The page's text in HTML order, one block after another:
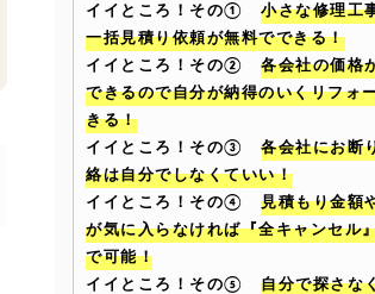
イイところ！その①
小さな修理工
一括見積り依頼が無料でできる！
イイところ！その②
各会社の価格
できるので自分が納得のいくリフォ
きる！
イイところ！その③
各会社にお断
絡は自分でしなくていい！
イイところ！その④
見積もり金額
が気に入らなければ『全キャンセル
で可能！
イイところ！その⑤
自分で探さな